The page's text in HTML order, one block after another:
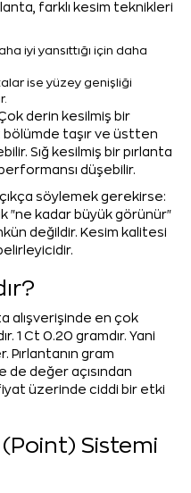
farklı kesim teknikleri
iyi yansıttığı için daha
ise yüzey genişliği
derin kesilmiş bir
bölümde taşır ve üstten
Sığ kesilmiş bir pırlanta
düşebilir.
söylemek gerekirse:
"ne kadar büyük görünür"
değildir. Kesim kalitesi
alışverişinde en çok
1 Ct 0.20 gramdır. Yani
Pırlantanın gram
de değer açısından
üzerinde ciddi bir etki
(Point) Sistemi